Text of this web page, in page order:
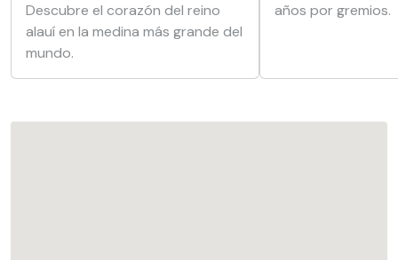
Descubre el corazón del reino
alauí en la medina más grande del
mundo.
años por gremios.